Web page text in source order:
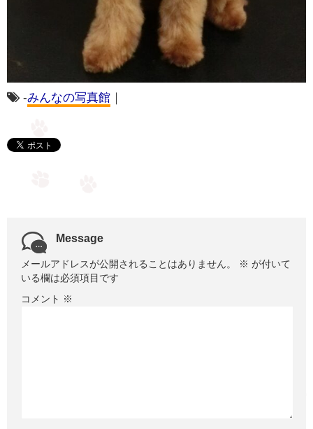
-みんなの写真館
Message
メールアドレスが公開されることはありません。 ※ が付いて
いる欄は必須項目です
コメント ※